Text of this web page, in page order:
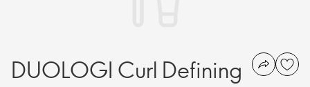
DUOLOGI Curl Defining